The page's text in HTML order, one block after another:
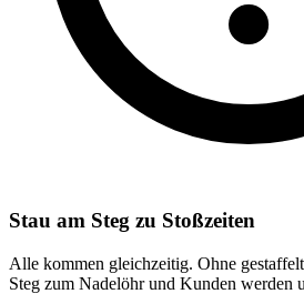
Stau am Steg zu Stoßzeiten
Alle kommen gleichzeitig. Ohne
Steg zum Nadelöhr und Kunden werden